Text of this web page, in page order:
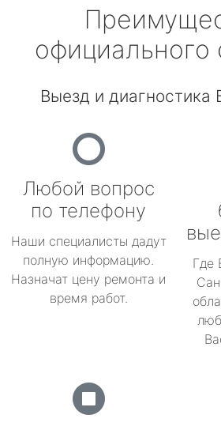
официального
Выезд и диагностика
Любой вопрос
по телефону
Наши специалисты дадут
полную информацию.
Назначат цену ремонта и
время работ.
Где